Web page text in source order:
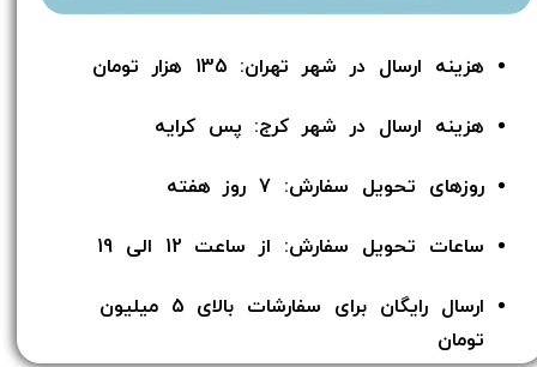
هزینه ارسال در شهر تهران: 135 هزار تومان
هزینه ارسال در شهر کرج: پس کرایه
روزهای تحویل سفارش: 7 روز هفته
ساعات تحویل سفارش: از ساعت 12 الی 19
ارسال رایگان برای سفارشات بالای 5 میلیون
تومان​​​​​​​